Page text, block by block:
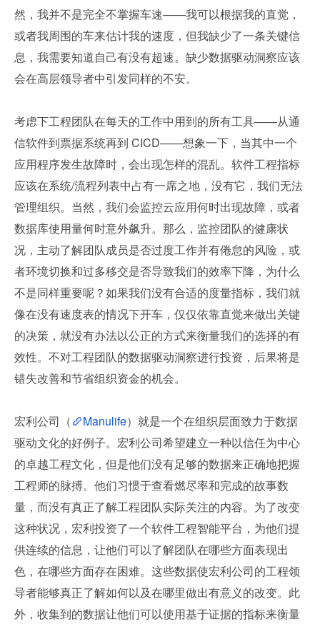
然，我并不是完全不掌握车速——我可以根据我的直觉，
或者我周围的车来估计我的速度，但我缺少了一条关键信
息，我需要知道自己有没有超速。缺少数据驱动洞察应该
会在高层领导者中引发同样的不安。
考虑下工程团队在每天的工作中用到的所有工具——从通
信软件到票据系统再到 CICD——想象一下，当其中一个
应用程序发生故障时，会出现怎样的混乱。软件工程指标
应该在系统/流程列表中占有一席之地，没有它，我们无法
管理组织。当然，我们会监控云应用何时出现故障，或者
数据库使用量何时意外飙升。那么，监控团队的健康状
况，主动了解团队成员是否过度工作并有倦怠的风险，或
者环境切换和过多移交是否导致我们的效率下降，为什么
不是同样重要呢？如果我们没有合适的度量指标，我们就
像在没有速度表的情况下开车，仅仅依靠直觉来做出关键
的决策，就没有办法以公正的方式来衡量我们的选择的有
效性。不对工程团队的数据驱动洞察进行投资，后果将是
错失改善和节省组织资金的机会。
宏利公司（ Manulife）就是一个在组织层面致力于数据
驱动文化的好例子。宏利公司希望建立一种以信任为中心
的卓越工程文化，但是他们没有足够的数据来正确地把握
工程师的脉搏。他们习惯于查看燃尽率和完成的故事数
量，而没有真正了解工程团队实际关注的内容。为了改变
这种状况，宏利投资了一个软件工程智能平台，为他们提
供连续的信息，让他们可以了解团队在哪些方面表现出
色，在哪些方面存在困难。这些数据使宏利公司的工程领
导者能够真正了解如何以及在哪里做出有意义的改变。此
外，收集到的数据让他们可以使用基于证据的指标来衡量